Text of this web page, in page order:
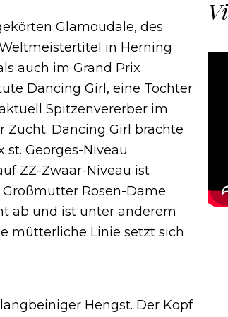
Glamoudale, des
in Herning
auch im Grand Prix
Dancing Girl, eine Tochter
Spitzenvererber im
Zucht. Dancing Girl brachte
Georges-Niveau
ZZ-Zwaar-Niveau ist
Rosen-Dame
ab und ist unter anderem
mütterliche Linie setzt sich
Hengst. Der Kopf